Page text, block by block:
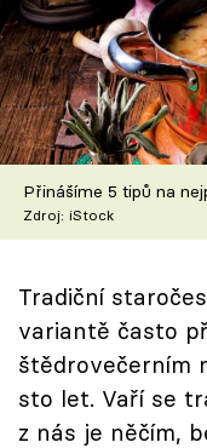
Škola vaření
Recepty z TV
Speciál: Cuketa
Těhotnej
Přihlášení
Sledujte nás
Přinášíme 5 tipů na
Zdroj: iStock
Tradiční
variantě často
štědrovečerním
sto let. Vaří se
z nás je něčím,